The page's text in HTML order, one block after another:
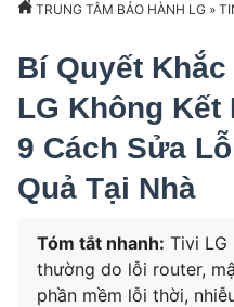
TRUNG TÂM BẢO HÀNH LG »
Bí Quyết
LG Không
9 Cách Sửa
Quả Tại Nhà
Tóm tắt nhanh: Tivi
thường do lỗi router,
phần mềm lỗi thời,